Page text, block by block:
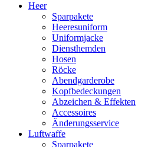
Heer
Sparpakete
Heeresuniform
Uniformjacke
Diensthemden
Hosen
Röcke
Abendgarderobe
Kopfbedeckungen
Abzeichen & Effekten
Accessoires
Änderungsservice
Luftwaffe
Sparpakete